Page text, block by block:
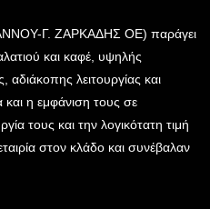
Γ. ΖΑΡΚΑΔΗΣ ΟΕ) παράγει
και καφέ, υψηλής
αδιάκοπης λειτουργίας και
και η εμφάνιση τους σε
τους και την λογικότατη τιμή
στον κλάδο και συνέβαλαν